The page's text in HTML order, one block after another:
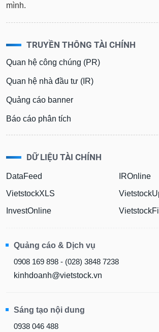
mình.
TRUYỀN THÔNG TÀI CHÍNH
Quan hệ công chúng (PR)
Quan hệ nhà đầu tư (IR)
Quảng cáo banner
Báo cáo phân tích
DỮ LIỆU TÀI CHÍNH
DataFeed
VietstockXLS
InvestOnline
IROnline
Quảng cáo & Dịch vụ
0908 169 898 - (028) 3848 7238
kinhdoanh@vietstock.vn
Sáng tạo nội dung
0938 046 488